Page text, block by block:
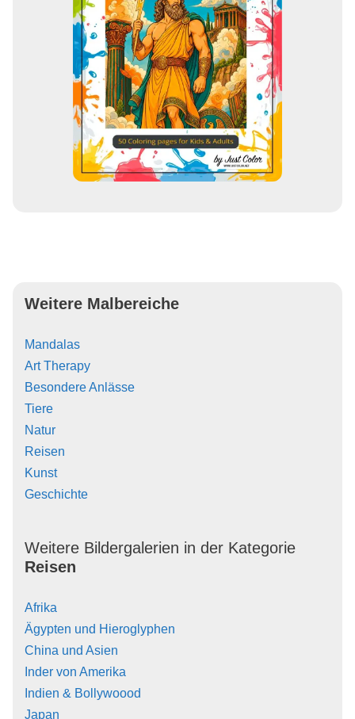
Weitere Malbereiche
Mandalas
Art Therapy
Besondere Anlässe
Tiere
Natur
Reisen
Kunst
Geschichte
Weitere Bildergalerien in der Kategorie
Reisen
Afrika
Ägypten und Hieroglyphen
China und Asien
Inder von Amerika
Indien & Bollywoood
Japan